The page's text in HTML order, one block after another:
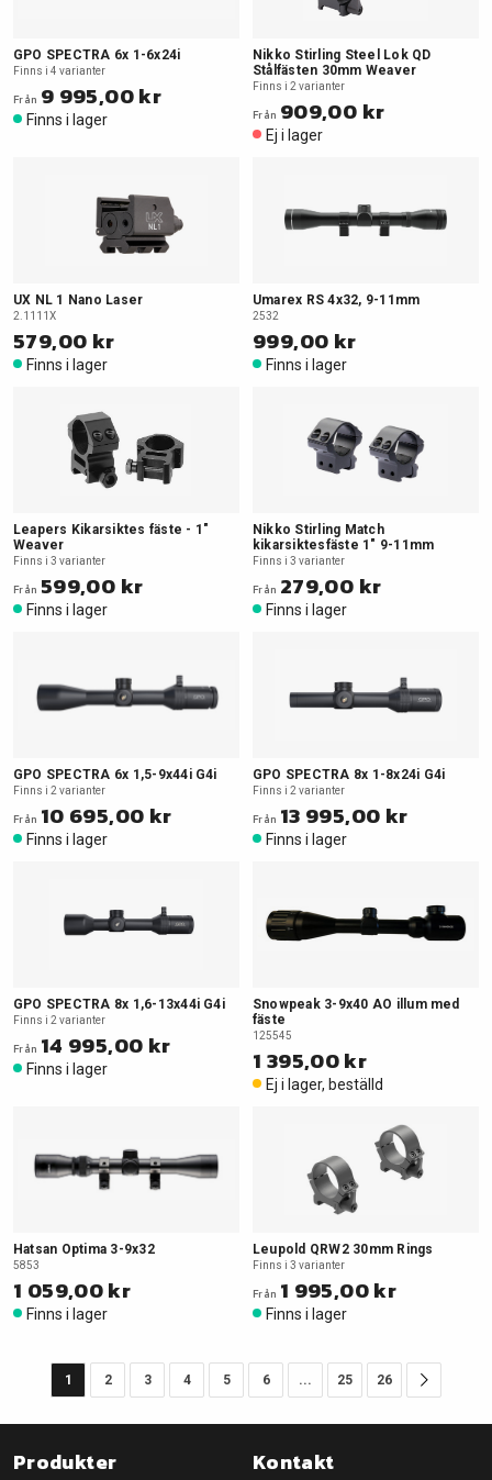
GPO SPECTRA 6x 1-6x24i
Finns i 4 varianter
Från 9 995,00 kr
Finns i lager
Nikko Stirling Steel Lok QD
Stålfästen 30mm Weaver
Finns i 2 varianter
Från 909,00 kr
Ej i lager
UX NL 1 Nano Laser
2.1111X
579,00 kr
Finns i lager
Umarex RS 4x32, 9-11mm
2532
999,00 kr
Finns i lager
Leapers Kikarsiktes fäste - 1"
Weaver
Finns i 3 varianter
Från 599,00 kr
Finns i lager
Nikko Stirling Match
kikarsiktesfäste 1" 9-11mm
Finns i 3 varianter
Från 279,00 kr
Finns i lager
GPO SPECTRA 6x 1,5-9x44i G4i
Finns i 2 varianter
Från 10 695,00 kr
Finns i lager
GPO SPECTRA 8x 1-8x24i G4i
Finns i 2 varianter
Från 13 995,00 kr
Finns i lager
GPO SPECTRA 8x 1,6-13x44i G4i
Finns i 2 varianter
Från 14 995,00 kr
Finns i lager
Snowpeak 3-9x40 AO illum med
fäste
125545
1 395,00 kr
Ej i lager, beställd
Hatsan Optima 3-9x32
5853
1 059,00 kr
Finns i lager
Leupold QRW2 30mm Rings
Finns i 3 varianter
Från 1 995,00 kr
Finns i lager
1 2 3 4 5 6 ... 25 26
Produkter Kontakt